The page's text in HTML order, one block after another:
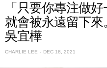
「只要你專注做
就會被永遠留下
吳宜樺
CHARLIE LEE DEC 18, 2021